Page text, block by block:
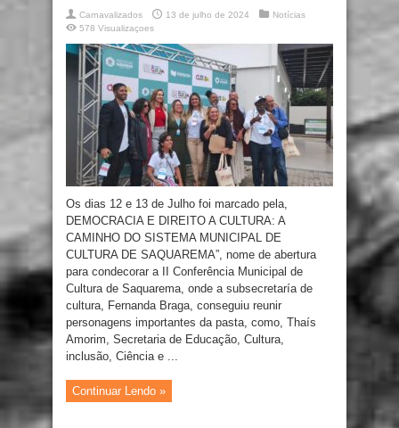
Carnavalizados 13 de julho de 2024
Notícias
578 Visualizaçoes
Os dias 12 e 13 de Julho foi marcado pela,
DEMOCRACIA E DIREITO A CULTURA: A
CAMINHO DO SISTEMA MUNICIPAL DE
CULTURA DE SAQUAREMA”, nome de abertura
para condecorar a II Conferência Municipal de
Cultura de Saquarema, onde a subsecretaría de
cultura, Fernanda Braga, conseguiu reunir
personagens importantes da pasta, como, Thaís
Amorim, Secretaria de Educação, Cultura,
inclusão, Ciência e ...
Continuar Lendo »